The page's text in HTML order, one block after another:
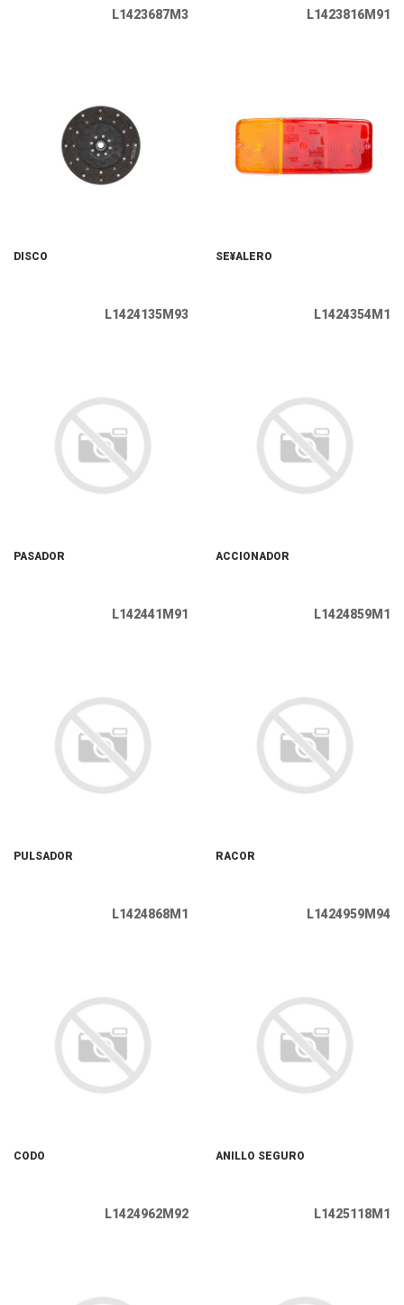
L1423687M3 L1423816M91
DISCO
L1424135M93
SE¥ALERO
L1424354M1
PASADOR
L142441M91
ACCIONADOR
L1424859M1
PULSADOR
L1424868M1
RACOR
L1424959M94
CODO
L1424962M92
ANILLO SEGURO
L1425118M1